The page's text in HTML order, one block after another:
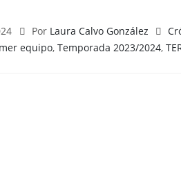
Por Laura Calvo González
equipo,Temporada 2023/2024,